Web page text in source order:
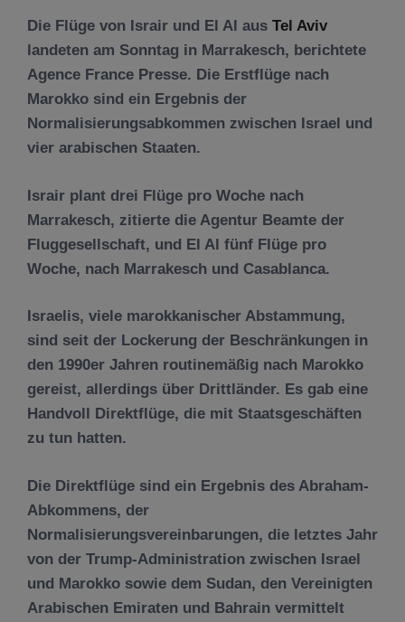
Die Flüge von Israir und El Al aus Tel Aviv
landeten am Sonntag in Marrakesch, berichtete
Agence France Presse. Die Erstflüge nach
Marokko sind ein Ergebnis der
Normalisierungsabkommen zwischen Israel und
vier arabischen Staaten.
Israir plant drei Flüge pro Woche nach
Marrakesch, zitierte die Agentur Beamte der
Fluggesellschaft, und El Al fünf Flüge pro
Woche, nach Marrakesch und Casablanca.
Israelis, viele marokkanischer Abstammung,
sind seit der Lockerung der Beschränkungen in
den 1990er Jahren routinemäßig nach Marokko
gereist, allerdings über Drittländer. Es gab eine
Handvoll Direktflüge, die mit Staatsgeschäften
zu tun hatten.
Die Direktflüge sind ein Ergebnis des Abraham-
Abkommens, der
Normalisierungsvereinbarungen, die letztes Jahr
von der Trump-Administration zwischen Israel
und Marokko sowie dem Sudan, den Vereinigten
Arabischen Emiraten und Bahrain vermittelt